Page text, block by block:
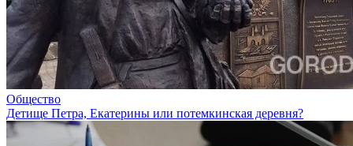
Общество
Детище Петра, Екатерины или потемкинская деревня?